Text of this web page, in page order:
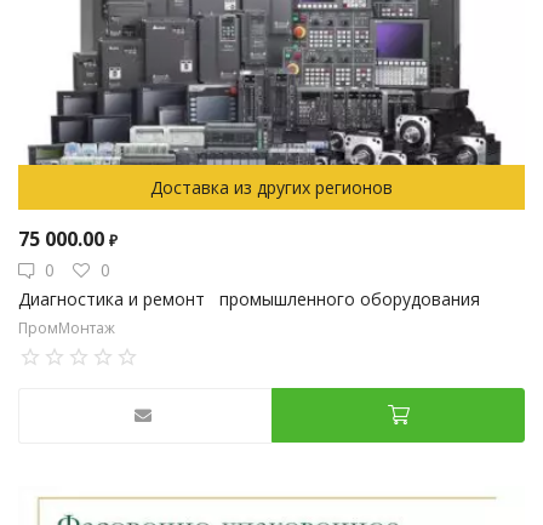
Доставка из других регионов
75 000.00 ₽
0
0
Диагностика и ремонт промышленного оборудования
ПромМонтаж